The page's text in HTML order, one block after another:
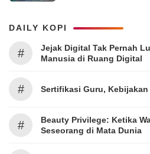
DAILY KOPI
#
Jejak Digital Tak Pernah
Manusia di Ruang Digital
# Sertifikasi Guru,
#
Beauty Privilege: Ketika
Seseorang di Mata Dunia